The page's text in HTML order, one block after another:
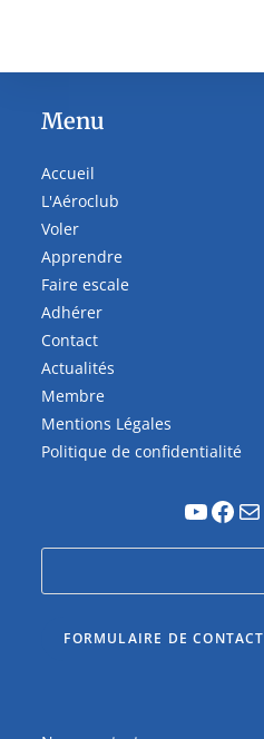
Menu
Accueil
L'Aéroclub
Voler
Apprendre
Faire escale
Adhérer
Contact
Actualités
Membre
Mentions Légales
Politique de confidentialité
FORMULAIRE DE CONTACT